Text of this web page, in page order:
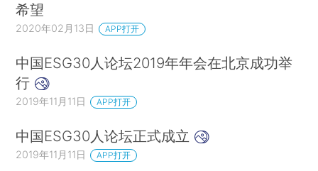
投资者实现下行保护，具有较强的投资防护性；此外，在经济处
于低迷状态时，这一板块的市场表现也往往优于大盘整体，是规
避风险实现收益的重要选择之一。
（二）行业的ESG聚焦点分析
根据挪威首相布伦特兰在1987年发布的《我们共同的未来》中首
次对可持续发展概念提出的定义，可持续发展涉及可持续经济、
希望
2020年02月13日 APP打开
中国ESG30人论坛2019年年会在北京成功举
行
2019年11月11日 APP打开
中国ESG30人论坛正式成立
2019年11月11日 APP打开